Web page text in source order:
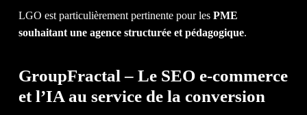
LGO est particulièrement pertinente pour les PME
souhaitant une agence structurée et pédagogique.
GroupFractal – Le SEO e-commerce
et l’IA au service de la conversion